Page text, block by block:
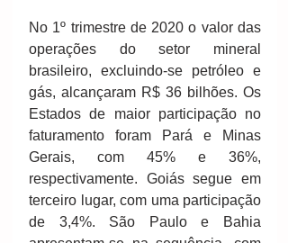
No 1º trimestre de 2020 o valor das
operações do setor mineral
brasileiro, excluindo‐se petróleo e
gás, alcançaram R$ 36 bilhões. Os
Estados de maior participação no
faturamento foram Pará e Minas
Gerais, com 45% e 36%,
respectivamente. Goiás segue em
terceiro lugar, com uma participação
de 3,4%. São Paulo e Bahia